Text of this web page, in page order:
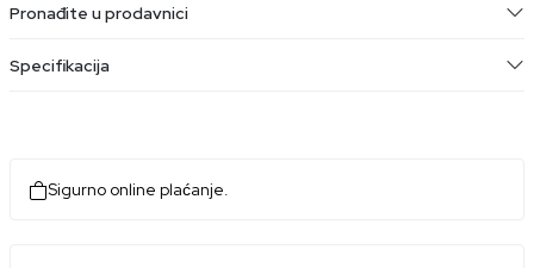
Pronađite u prodavnici
Specifikacija
Sigurno online plaćanje.